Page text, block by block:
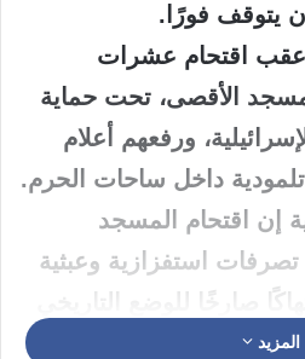
يتوقف فورًا.
عقب اقتحام عشرات
الأقصى، تحت حماية
ورفعهم أعلام
تلمودية داخل ساحات الحرم.
إن اقتحام المسجد
استفزازية وعبثية
المزيد